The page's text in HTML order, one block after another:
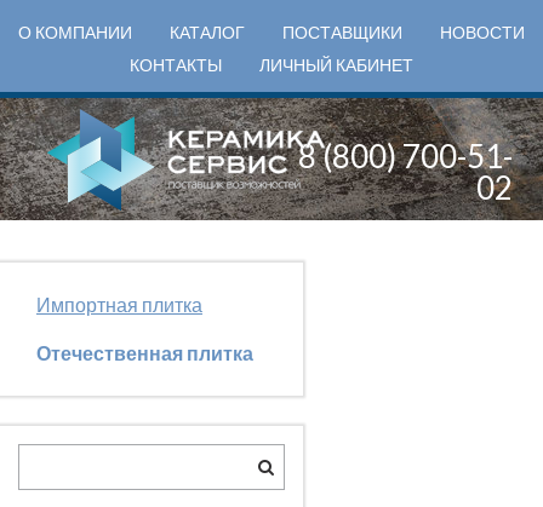
О КОМПАНИИ КАТАЛОГ ПОСТАВЩИКИ
НОВОСТИ
КОНТАКТЫ
ЛИЧНЫЙ КАБИНЕТ
8 (800) 700-51-
02
Импортная плитка
Отечественная плитка